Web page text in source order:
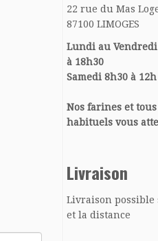
22 rue du Mas
87100 LIMOGES
Lundi au Vendredi
à 18h30
Samedi 8h30 à 12h
Nos farines et
habituels vous
Livraison
Livraison
et la distance